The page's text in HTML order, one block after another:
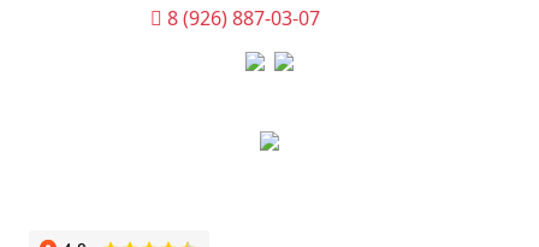
8 (926) 887-03-07